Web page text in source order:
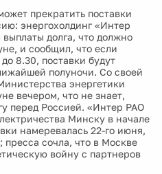
прекратить поставки
энергохолдинг «Интер
долга, что должно
и сообщил, что если
8.30, поставки будут
полуночи. Со своей
энергетики
вечером, что не знает,
перед Россией. «Интер РАО
Минску в начале
намеревалась 22-го июня,
сочла, что в Москве
войну с партнеров